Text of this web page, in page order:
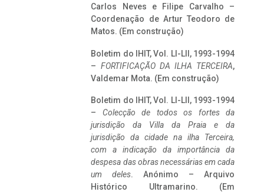
Carlos Neves e Filipe Carvalho –
Coordenação de Artur Teodoro de
Matos. (Em construção)
Boletim do IHIT, Vol. LI-LII, 1993-1994
– FORTIFICAÇÃO DA ILHA TERCEIRA,
Valdemar Mota. (Em construção)
Boletim do IHIT, Vol. LI-LII, 1993-1994
– Colecção de todos os fortes da
jurisdição da Villa da Praia e da
jurisdição da cidade na ilha Terceira,
com a indicação da importância da
despesa das obras necessárias em cada
um deles. Anónimo – Arquivo
Histórico Ultramarino. (Em